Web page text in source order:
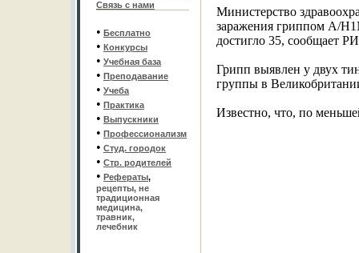
Связь с нами
• Бесплатно
• Конкурсы
• Учебная база
• Преподавание
• Учеба
• Практика
• Выпускники
• Профессионализм
• Студ. городок
• Стр. родителей
• Рефераты,
рецепты, не
традиционная
медицина,
травник,
лечебник
Министерство
заражения гриппом A/
достигло 35, сообщает
Грипп выявлен у двух
группы в
Известно, что, по